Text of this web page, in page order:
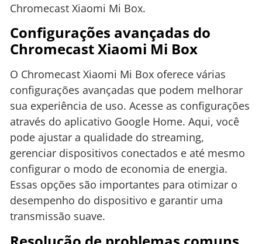
Chromecast Xiaomi Mi Box.
Configurações avançadas do
Chromecast Xiaomi Mi Box
O Chromecast Xiaomi Mi Box oferece várias
configurações avançadas que podem melhorar
sua experiência de uso. Acesse as configurações
através do aplicativo Google Home. Aqui, você
pode ajustar a qualidade do streaming,
gerenciar dispositivos conectados e até mesmo
configurar o modo de economia de energia.
Essas opções são importantes para otimizar o
desempenho do dispositivo e garantir uma
transmissão suave.